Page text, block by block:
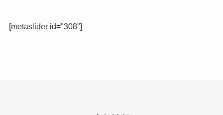
[metaslider id="308"]